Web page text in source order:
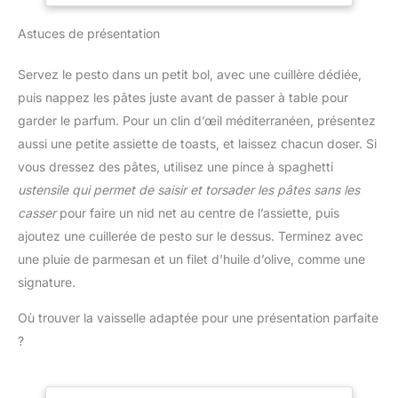
soustraire le poids du
aux ingrédients secs et
liquide 【Facile à
nettoyer et à ranger】 La
plate-forme de mesure
intelligente et légère en
acier inoxydable est
facile à nettoyer et à
entretenir. Peut être
facilement rangé lorsqu'il
approprié pour cuisiner à
【Après-vente】 Si vous
(17.5x22.5cm) facile à
nettoyer de la balance de
les tailles de contenants
HAUTE CAPACITÉ:
conçue pour réaliser des
préparations et des
la capacité de 5kg est
idéale pour concocter
une grande variété de
des pâtes à pizza, des
pour toutes vos envies
Astuces de présentation
Servez le pesto dans un petit bol, avec une cuillère dédiée,
puis nappez les pâtes juste avant de passer à table pour
garder le parfum. Pour un clin d’œil méditerranéen, présentez
aussi une petite assiette de toasts, et laissez chacun doser. Si
vous dressez des pâtes, utilisez une pince à spaghetti
ustensile qui permet de saisir et torsader les pâtes sans les
casserpour faire un nid net au centre de l’assiette, puis
ajoutez une cuillerée de pesto sur le dessus. Terminez avec
une pluie de parmesan et un filet d’huile d’olive, comme une
signature.
Où trouver la vaisselle adaptée pour une présentation parfaite
?